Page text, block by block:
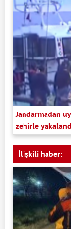
Jandarmadan
zehirle
İlişkili haber: